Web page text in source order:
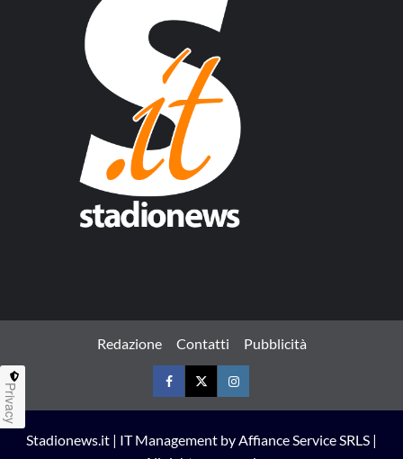
Redazione Contatti Pubblicità
FacebookTwitterInstagram
Stadionews.it | IT Management by Affiance Service SRLS |
Privacy